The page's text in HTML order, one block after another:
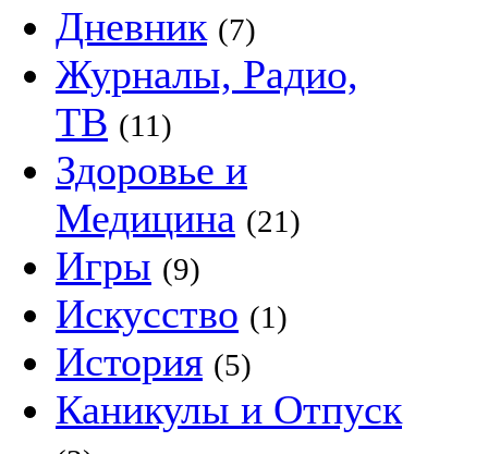
Дневник (7)
Журналы, Радио,
ТВ (11)
Здоровье и
Медицина (21)
Игры (9)
Искусство (1)
История (5)
Каникулы и Отпуск